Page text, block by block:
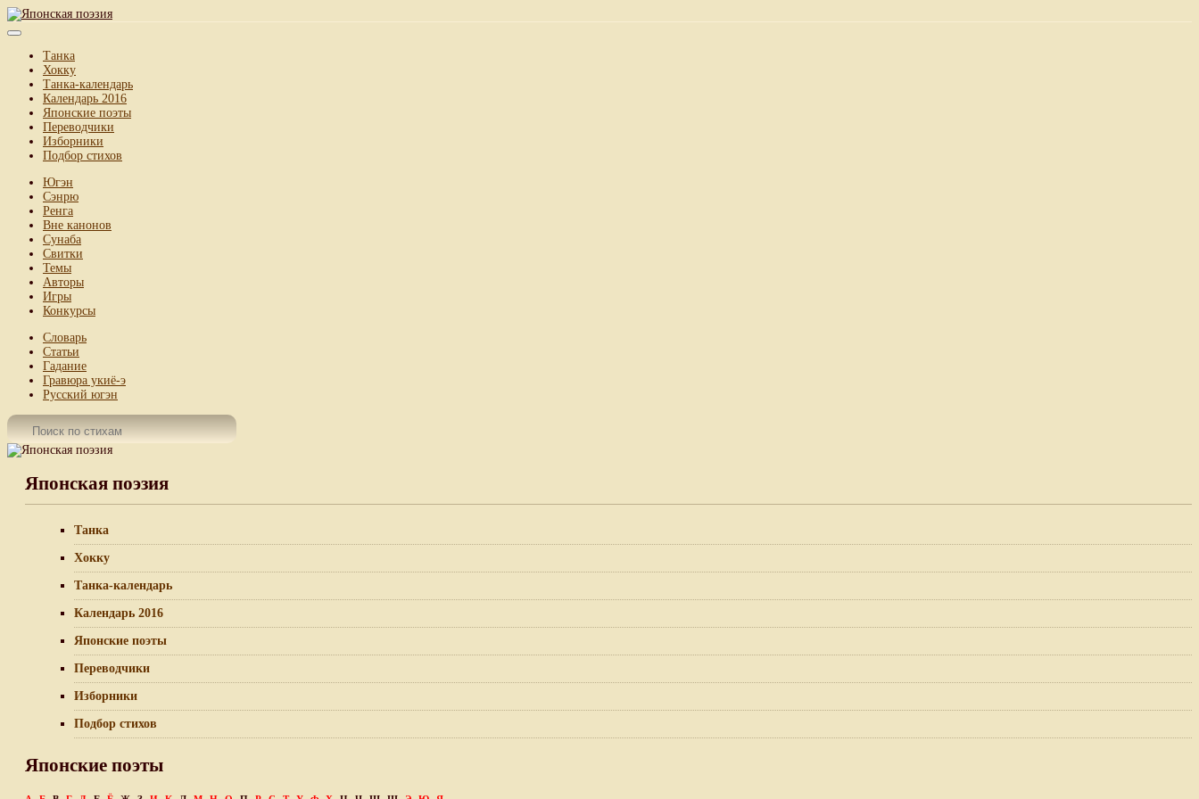
Танка
Хокку
Танка-календарь
Календарь 2016
Японские поэты
Переводчики
Изборники
Подбор стихов
Югэн
Сэнрю
Ренга
Вне канонов
Сунаба
Свитки
Темы
Авторы
Игры
Конкурсы
Словарь
Статьи
Гадание
Гравюра укиё-э
Русский югэн
Японская поэзия
Танка
Хокку
Танка-календарь
Календарь 2016
Японские поэты
Переводчики
Изборники
Подбор стихов
Японские поэты